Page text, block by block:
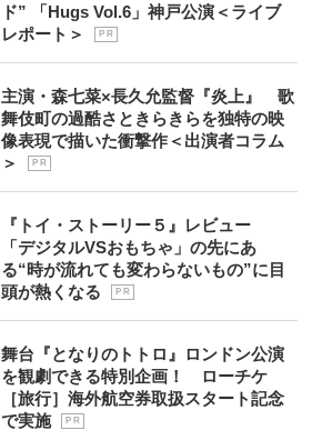
ド” 「Hugs Vol.6」神戸公演＜ライブ
レポート＞
P R
主演・森七菜×長久允監督『炎上』 歌
舞伎町の過酷さときらきらを独特の映
像表現で描いた衝撃作＜出演者コラム
＞
P R
『トイ・ストーリー５』レビュー
「デジタルVSおもちゃ」の先にあ
る“時が流れても変わらないもの”に目
頭が熱くなる
P R
舞台『となりのトトロ』ロンドン公演
を観劇できる特別企画！ ローチケ
［旅行］海外航空券取扱スタート記念
で実施
P R